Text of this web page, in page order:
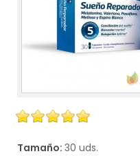
Tamaño: 30 uds.